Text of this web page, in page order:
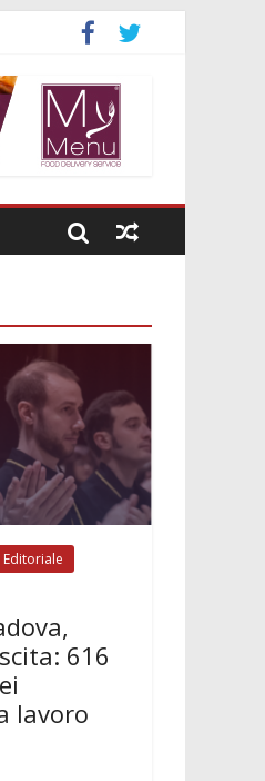
Editoriale
616
lavoro